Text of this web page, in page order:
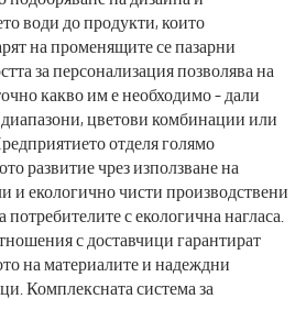
води до продукти, които
на променящите се пазарни
за персонализация позволява на
какво им е необходимо – дали
цветови комбинации или
отделя голямо
развитие чрез използване на
и екологично чисти производствени
с екологична нагласа.
с доставчици гарантират
на материалите и надеждни
Комплексната система за